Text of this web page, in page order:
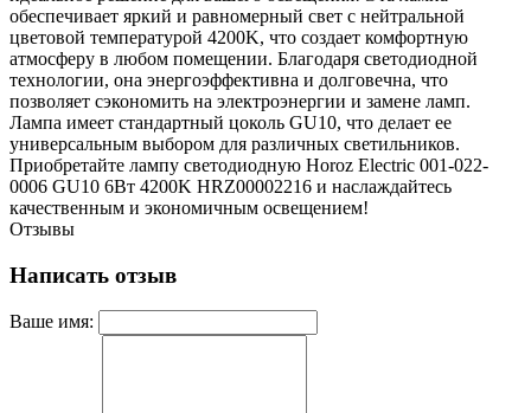
обеспечивает яркий и равномерный свет с нейтральной
цветовой температурой 4200K, что создает комфортную
атмосферу в любом помещении. Благодаря светодиодной
технологии, она энергоэффективна и долговечна, что
позволяет сэкономить на электроэнергии и замене ламп.
Лампа имеет стандартный цоколь GU10, что делает ее
универсальным выбором для различных светильников.
Приобретайте лампу светодиодную Horoz Electric 001-022-
0006 GU10 6Вт 4200K HRZ00002216 и наслаждайтесь
качественным и экономичным освещением!
Отзывы
Написать отзыв
Ваше имя: